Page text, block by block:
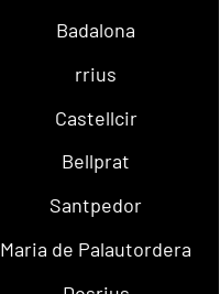
Badalona
rrius
Castellcir
Bellprat
Santpedor
Maria de Palautordera